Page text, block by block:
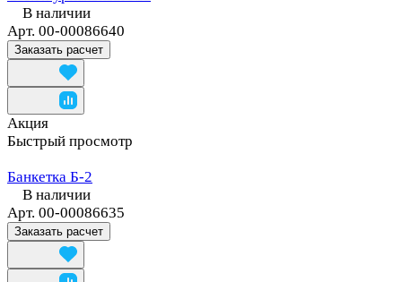
В наличии
Арт. 00-00086640
Заказать расчет
Акция
Быстрый просмотр
Банкетка Б-2
В наличии
Арт. 00-00086635
Заказать расчет